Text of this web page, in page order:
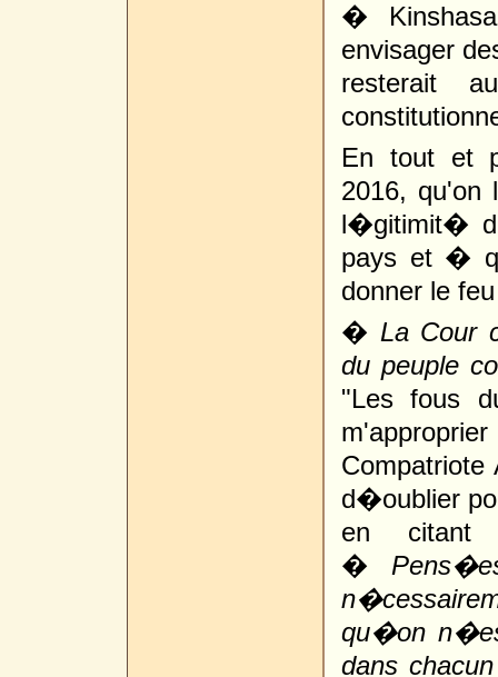
�
envisager
resterait
En tout et
2016, qu'on
l�gitimit�
pays et �
donner le
� La Cour
du peuple
"Les fous
Compatriote
d�oublier
en
�
qu�on
dans